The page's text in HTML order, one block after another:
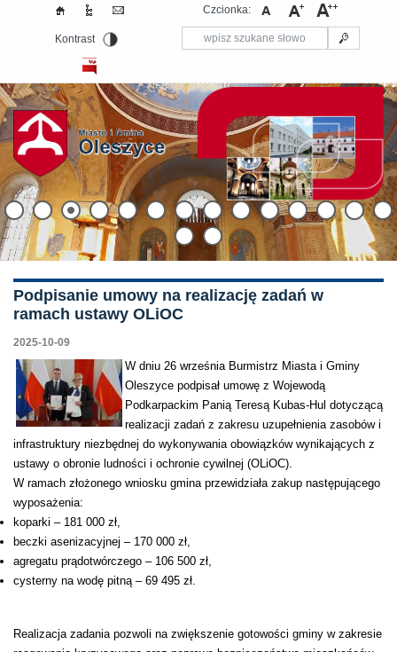
Czcionka:
Kontrast
Podpisanie umowy na realizację zadań w
ramach ustawy OLiOC
2025-10-09
W dniu 26 września Burmistrz Miasta i Gminy
Oleszyce podpisał umowę z Wojewodą
Podkarpackim Panią Teresą Kubas-Hul dotyczącą
realizacji zadań z zakresu uzupełnienia zasobów i
infrastruktury niezbędnej do wykonywania obowiązków wynikających z
ustawy o obronie ludności i ochronie cywilnej (OLiOC).
W ramach złożonego wniosku gmina przewidziała zakup następującego
wyposażenia:
koparki – 181 000 zł,
beczki asenizacyjnej – 170 000 zł,
agregatu prądotwórczego – 106 500 zł,
cysterny na wodę pitną – 69 495 zł.
Realizacja zadania pozwoli na zwiększenie gotowości gminy w zakresie